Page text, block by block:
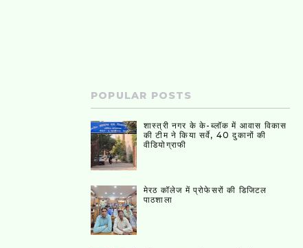
POPULAR POSTS
शास्त्री नगर के के-ब्लॉक में आवास विकास
की टीम ने किया सर्वे, 40 दुकानों की
वीडियोग्राफी
मेरठ कॉलेज में प्रोफेसरों की डिजिटल
पाठशाला